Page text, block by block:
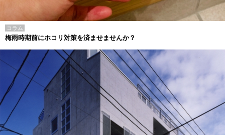
コラム
梅雨時期前にホコリ対策を済ませませんか？